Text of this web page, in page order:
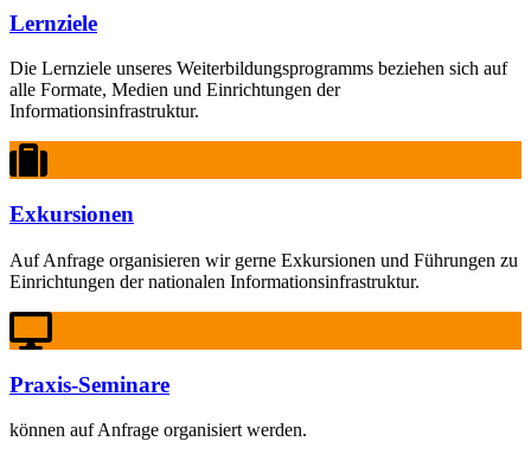
Lernziele
Die Lernziele unseres Weiterbildungsprogramms beziehen sich auf
alle Formate, Medien und Einrichtungen der
Informationsinfrastruktur.
Exkursionen
Auf Anfrage organisieren wir gerne Exkursionen und Führungen zu
Einrichtungen der nationalen Informationsinfrastruktur.
Praxis-Seminare
können auf Anfrage organisiert werden.